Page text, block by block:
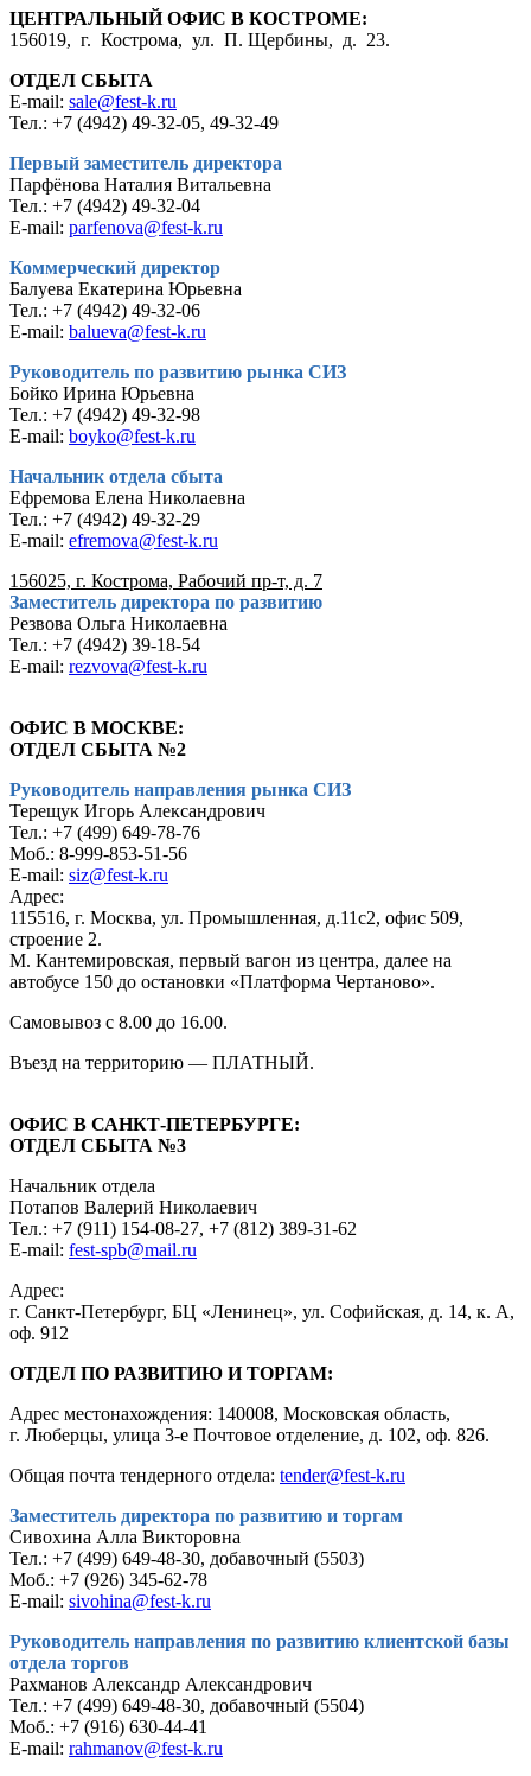
ЦЕНТРАЛЬНЫЙ ОФИС В КОСТРОМЕ:
156019, г. Кострома, ул. П. Щербины, д. 23.
ОТДЕЛ СБЫТА
E-mail: sale@fest-k.ru
Тел.: +7 (4942) 49-32-05, 49-32-49
Первый заместитель директора
Парфёнова Наталия Витальевна
Тел.: +7 (4942) 49-32-04
E-mail: parfenova@fest-k.ru
Коммерческий директор
Балуева Екатерина Юрьевна
Тел.: +7 (4942) 49-32-06
E-mail: balueva@fest-k.ru
Руководитель по развитию рынка СИЗ
Бойко Ирина Юрьевна
Тел.: +7 (4942) 49-32-98
E-mail: boyko@fest-k.ru
Начальник отдела сбыта
Ефремова Елена Николаевна
Тел.: +7 (4942) 49-32-29
E-mail: efremova@fest-k.ru
156025, г. Кострома, Рабочий пр-т, д. 7
Заместитель директора по развитию
Резвова Ольга Николаевна
Тел.: +7 (4942) 39-18-54
E-mail: rezvova@fest-k.ru
ОФИС В МОСКВЕ:
ОТДЕЛ СБЫТА №2
Руководитель направления рынка СИЗ
Терещук Игорь Александрович
Тел.: +7 (499) 649-78-76
Моб.: 8-999-853-51-56
E-mail: siz@fest-k.ru
Адрес:
115516, г. Москва, ул. Промышленная, д.11с2, офис 509,
строение 2.
М. Кантемировская, первый вагон из центра, далее на
автобусе 150 до остановки «Платформа Чертаново».
Самовывоз с 8.00 до 16.00.
Въезд на территорию — ПЛАТНЫЙ.
ОФИС В САНКТ-ПЕТЕРБУРГЕ:
ОТДЕЛ СБЫТА №3
Начальник отдела
Потапов Валерий Николаевич
Тел.: +7 (911) 154-08-27, +7 (812) 389-31-62
E-mail: fest-spb@mail.ru
Адрес:
г. Санкт-Петербург, БЦ «Ленинец», ул. Софийская, д. 14, к. А,
оф. 912
ОТДЕЛ ПО РАЗВИТИЮ И ТОРГАМ:
Адрес местонахождения: 140008, Московская область,
г. Люберцы, улица 3-е Почтовое отделение, д. 102, оф. 826.
Общая почта тендерного отдела: tender@fest-k.ru
Заместитель директора по развитию и торгам
Сивохина Алла Викторовна
Тел.: +7 (499) 649-48-30, добавочный (5503)
Моб.: +7 (926) 345-62-78
E-mail: sivohina@fest-k.ru
Руководитель направления по развитию клиентской базы
отдела торгов
Рахманов Александр Александрович
Тел.: +7 (499) 649-48-30, добавочный (5504)
Моб.: +7 (916) 630-44-41
E-mail: rahmanov@fest-k.ru